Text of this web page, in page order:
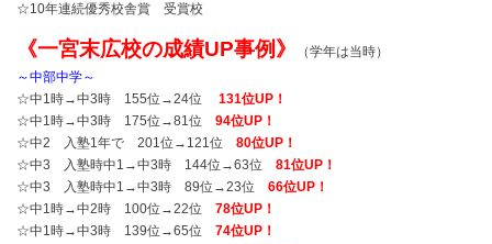
☆10年連続優秀校舎賞 受賞校
《一宮末広校の成績UP事例》
（学年は当時）
～中部中学～
☆中1時→中3時 155位→24位 131位UP！
☆中1時→中3時 175位→81位 94位UP！
☆中2 入塾1年で 201位→121位 80位UP！
☆中3 入塾時中1→中3時 144位→63位
81位UP！
☆中3 入塾時中1→中3時 89位→23位
66位UP！
☆中1時→中2時 100位→22位 78位UP！
☆中1時→中3時 139位→65位 74位UP！